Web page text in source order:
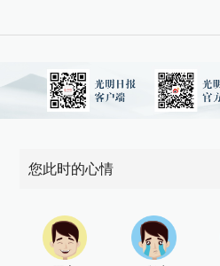
您此时的心情